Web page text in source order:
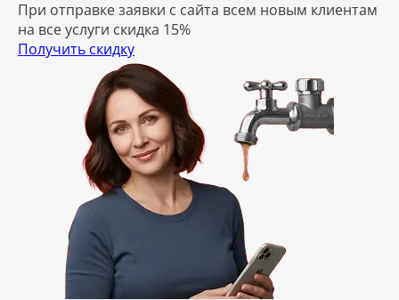
При отправке заявки с сайта всем новым клиентам
на все услуги скидка 15%
Получить скидку